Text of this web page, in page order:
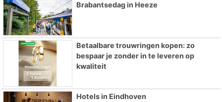
Brabantsedag in Heeze
Betaalbare trouwringen kopen: zo
bespaar je zonder in te leveren op
kwaliteit
Hotels in Eindhoven